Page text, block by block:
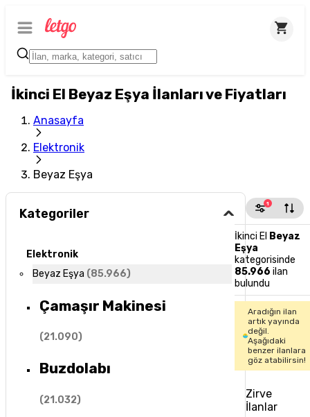
İkinci El Beyaz Eşya İlanları ve Fiyatları
Anasayfa
Elektronik
Beyaz Eşya
Kategoriler
Elektronik
Beyaz Eşya (85.966)
Çamaşır Makinesi
(21.090)
Buzdolabı
(21.032)
1
İkinci El Beyaz
Eşya
kategorisinde
85.966 ilan
bulundu
Aradığın ilan
artık yayında
değil.
Aşağıdaki
benzer ilanlara
göz atabilirsin!
Zirve
İlanlar